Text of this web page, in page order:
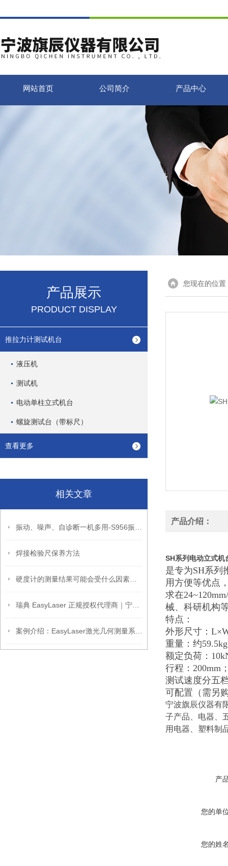
网站首页 公司简介 产品中心
产品展示
PRODUCT DISPLAY
推拉力计测试机台
液压机
测试机
电动单柱立式机台
螺旋测试台（带标尺）
查看更多
相关文章
焊接检验尺保养方法
您现在的位置
产品介绍：
SH系列电动立式机
是专为SH系列
用方便等优点
求在
械、科研机构
特点：
外形尺寸：
重量：约
额定负荷：
行程：200mm
测试速度分五
可配置（需另
宁波旗辰仪器有
子产品、电器、
用电器、塑料制
产
您的单
您的姓